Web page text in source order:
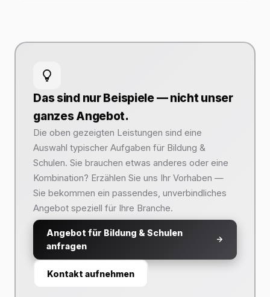
Das sind nur Beispiele — nicht unser
ganzes Angebot.
Die oben gezeigten Leistungen sind eine
Auswahl typischer Aufgaben für Bildung &
Schulen. Sie brauchen etwas anderes oder eine
Kombination? Erzählen Sie uns Ihr Vorhaben —
Sie bekommen ein passendes, unverbindliches
Angebot speziell für Ihre Branche.
Angebot für Bildung & Schulen
anfragen
Kontakt aufnehmen